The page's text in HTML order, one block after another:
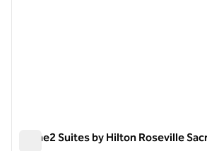
Home2 Suites by Hilton Roseville